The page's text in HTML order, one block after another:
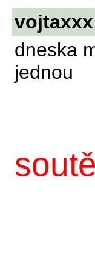
vojtaxxx
dneska
jednou